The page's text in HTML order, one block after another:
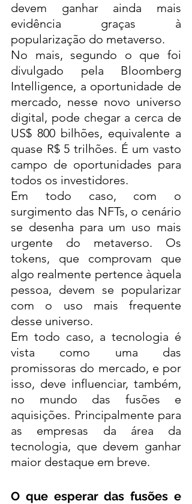
devem ganhar ainda mais
evidência graças à
popularização do metaverso.
No mais, segundo o que foi
divulgado pela Bloomberg
Intelligence, a oportunidade de
mercado, nesse novo universo
digital, pode chegar a cerca de
US$ 800 bilhões, equivalente a
quase R$ 5 trilhões. É um vasto
campo de oportunidades para
todos os investidores.
Em todo caso, com o
surgimento das NFTs, o cenário
se desenha para um uso mais
urgente do metaverso. Os
tokens, que comprovam que
algo realmente pertence àquela
pessoa, devem se popularizar
com o uso mais frequente
desse universo.
Em todo caso, a tecnologia é
vista como uma das
promissoras do mercado, e por
isso, deve influenciar, também,
no mundo das fusões e
aquisições. Principalmente para
as empresas da área da
tecnologia, que devem ganhar
maior destaque em breve.
O que esperar das fusões e